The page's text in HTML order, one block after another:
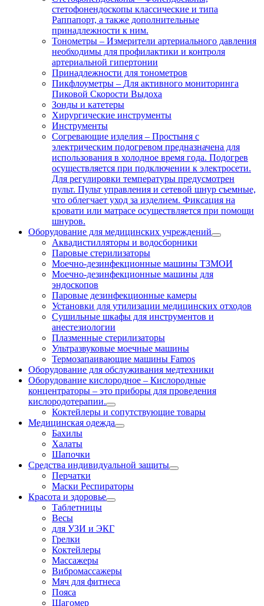
стетофонендоскопы классические и типа
Раппапорт, а также дополнительные
принадлежности к ним.
Тонометры – Измерители артериального давления
необходимы для профилактики и контроля
артериальной гипертонии
Принадлежности для тонометров
Пикфлоуметры – Для активного мониторинга
Пиковой Скорости Выдоха
Зонды и катетеры
Хирургические инструменты
Инструменты
Согревающие изделия – Простыня с
электрическим подогревом предназначена для
использования в холодное время года. Подогрев
осуществляется при подключении к электросети.
Для регулировки температуры предусмотрен
пульт. Пульт управления и сетевой шнур съемные,
что облегчает уход за изделием. Фиксация на
кровати или матрасе осуществляется при помощи
шнуров.
Оборудование для медицинских учреждений
Аквадистилляторы и водосборники
Паровые стерилизаторы
Моечно-дезинфекционные машины ТЗМОИ
Моечно-дезинфекционные машины для
эндоскопов
Паровые дезинфекционные камеры
Установки для утилизации медицинских отходов
Сушильные шкафы для инструментов и
анестезиологии
Плазменные стерилизаторы
Ультразвуковые моечные машины
Термозапаивающие машины Famos
Оборудование для обслуживания медтехники
Оборудование кислородное – Кислородные
концентраторы – это приборы для проведения
кислородотерапии.
Коктейлеры и сопутствующие товары
Медицинская одежда
Бахилы
Халаты
Шапочки
Средства индивидуальной защиты
Перчатки
Маски Респираторы
Красота и здоровье
Таблетницы
Весы
для УЗИ и ЭКГ
Грелки
Коктейлеры
Массажеры
Вибромассажеры
Мяч для фитнеса
Пояса
Шагомер